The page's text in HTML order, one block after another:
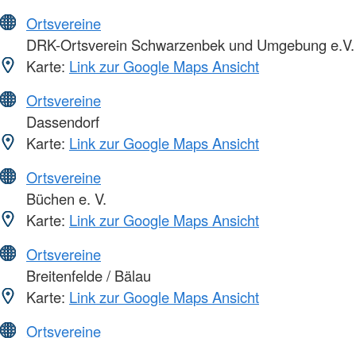
Ortsvereine
DRK-Ortsverein Schwarzenbek und Umgebung e.V.
Karte: Link zur Google Maps Ansicht
Ortsvereine
Dassendorf
Karte: Link zur Google Maps Ansicht
Ortsvereine
Büchen e. V.
Karte: Link zur Google Maps Ansicht
Ortsvereine
Breitenfelde / Bälau
Karte: Link zur Google Maps Ansicht
Ortsvereine